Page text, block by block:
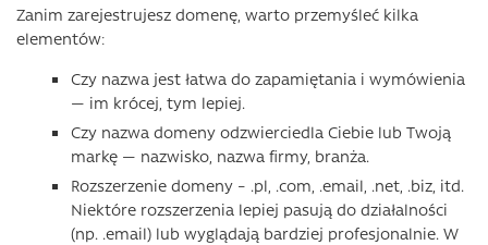
Zanim zarejestrujesz domenę, warto przemyśleć kilka
elementów:
Czy nazwa jest łatwa do zapamiętania i wymówienia
— im krócej, tym lepiej.
Czy nazwa domeny odzwierciedla Ciebie lub Twoją
markę — nazwisko, nazwa firmy, branża.
Rozszerzenie domeny – .pl, .com, .email, .net, .biz, itd.
Niektóre rozszerzenia lepiej pasują do działalności
(np. .email) lub wyglądają bardziej profesjonalnie. W